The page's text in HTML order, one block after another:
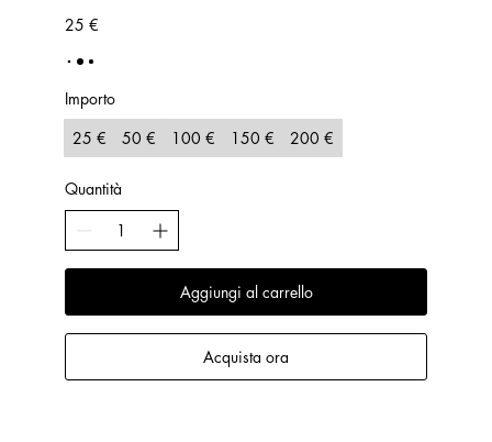
25 €
Importo
25 €
50 € 100 € 150 € 200 €
Quantità
Aggiungi al carrello
Acquista ora